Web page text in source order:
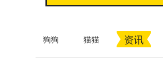
狗狗 猫猫 资讯